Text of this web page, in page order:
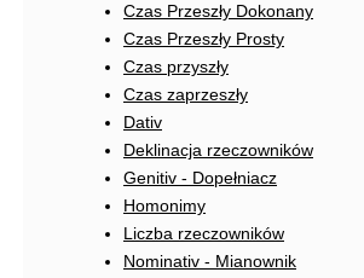
Czas Przeszły Dokonany
Czas Przeszły Prosty
Czas przyszły
Czas zaprzeszły
Dativ
Deklinacja rzeczowników
Genitiv - Dopełniacz
Homonimy
Liczba rzeczowników
Nominativ - Mianownik